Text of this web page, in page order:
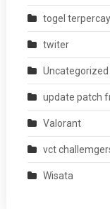
togel
twiter
Uncategorized
update patch
Valorant
vct
Wisata